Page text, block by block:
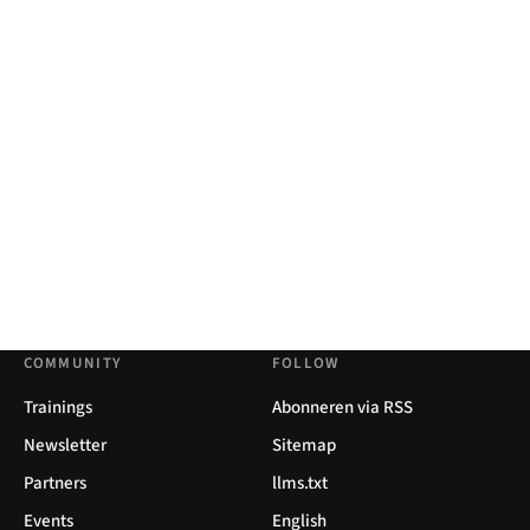
COMMUNITY
Trainings
Newsletter
Partners
Events
FOLLOW
Abonneren via RSS
Sitemap
llms.txt
English